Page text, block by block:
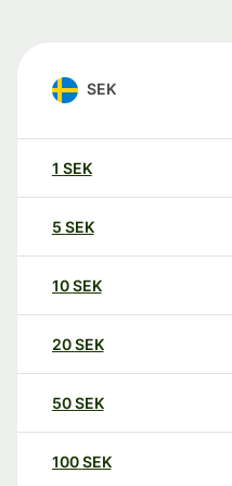
SEK
1 SEK
5 SEK
10SEK
20SEK
50SEK
100SEK